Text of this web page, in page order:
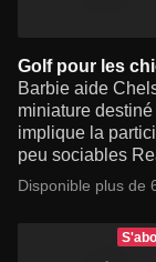
Golf pour les
Barbie aide
miniature
implique la
peu sociables
Disponible plus de